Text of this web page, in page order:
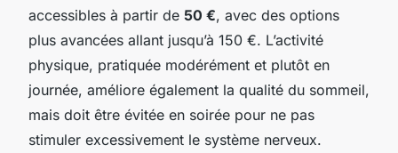
accessibles à partir de 50 €, avec des options
plus avancées allant jusqu’à 150 €. L’activité
physique, pratiquée modérément et plutôt en
journée, améliore également la qualité du sommeil,
mais doit être évitée en soirée pour ne pas
stimuler excessivement le système nerveux.